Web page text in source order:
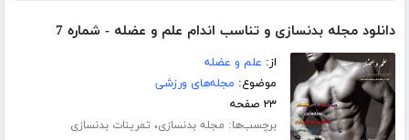
دانلود مجله بدنسازی و تناسب اندام علم و عضله - شماره 7
از: علم و عضله
موضوع: مجله‌های ورزشی
۲۳ صفحه
برچسب‌ها: مجله بدنسازی، تمرینات بدنسازی